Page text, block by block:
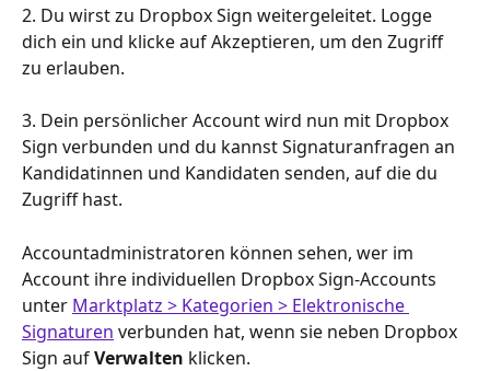
2. Du wirst zu Dropbox Sign weitergeleitet. Logge
dich ein und klicke auf Akzeptieren, um den Zugriff
zu erlauben.
3. Dein persönlicher Account wird nun mit Dropbox
Sign verbunden und du kannst Signaturanfragen an
Kandidatinnen und Kandidaten senden, auf die du
Zugriff hast.
Accountadministratoren können sehen, wer im
Account ihre individuellen Dropbox Sign-Accounts
unter Marktplatz > Kategorien > Elektronische
Signaturen verbunden hat, wenn sie neben Dropbox
Sign auf Verwalten klicken.